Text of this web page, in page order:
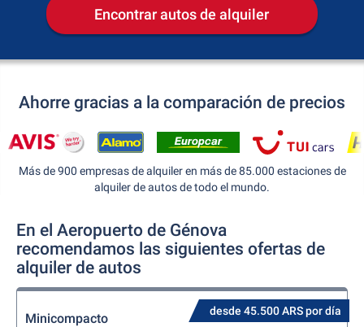
Encontrar autos de alquiler
Ahorre gracias a la comparación de precios
Más de 900 empresas de alquiler en más de 85.000 estaciones de
alquiler de autos de todo el mundo.
En el Aeropuerto de Génova
recomendamos las siguientes ofertas de
alquiler de autos
desde 45.500 ARS por día
Minicompacto